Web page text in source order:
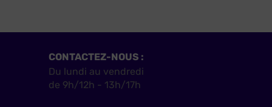
CONTACTEZ-NOUS :
Du lundi au vendredi
de 9h/12h - 13h/17h